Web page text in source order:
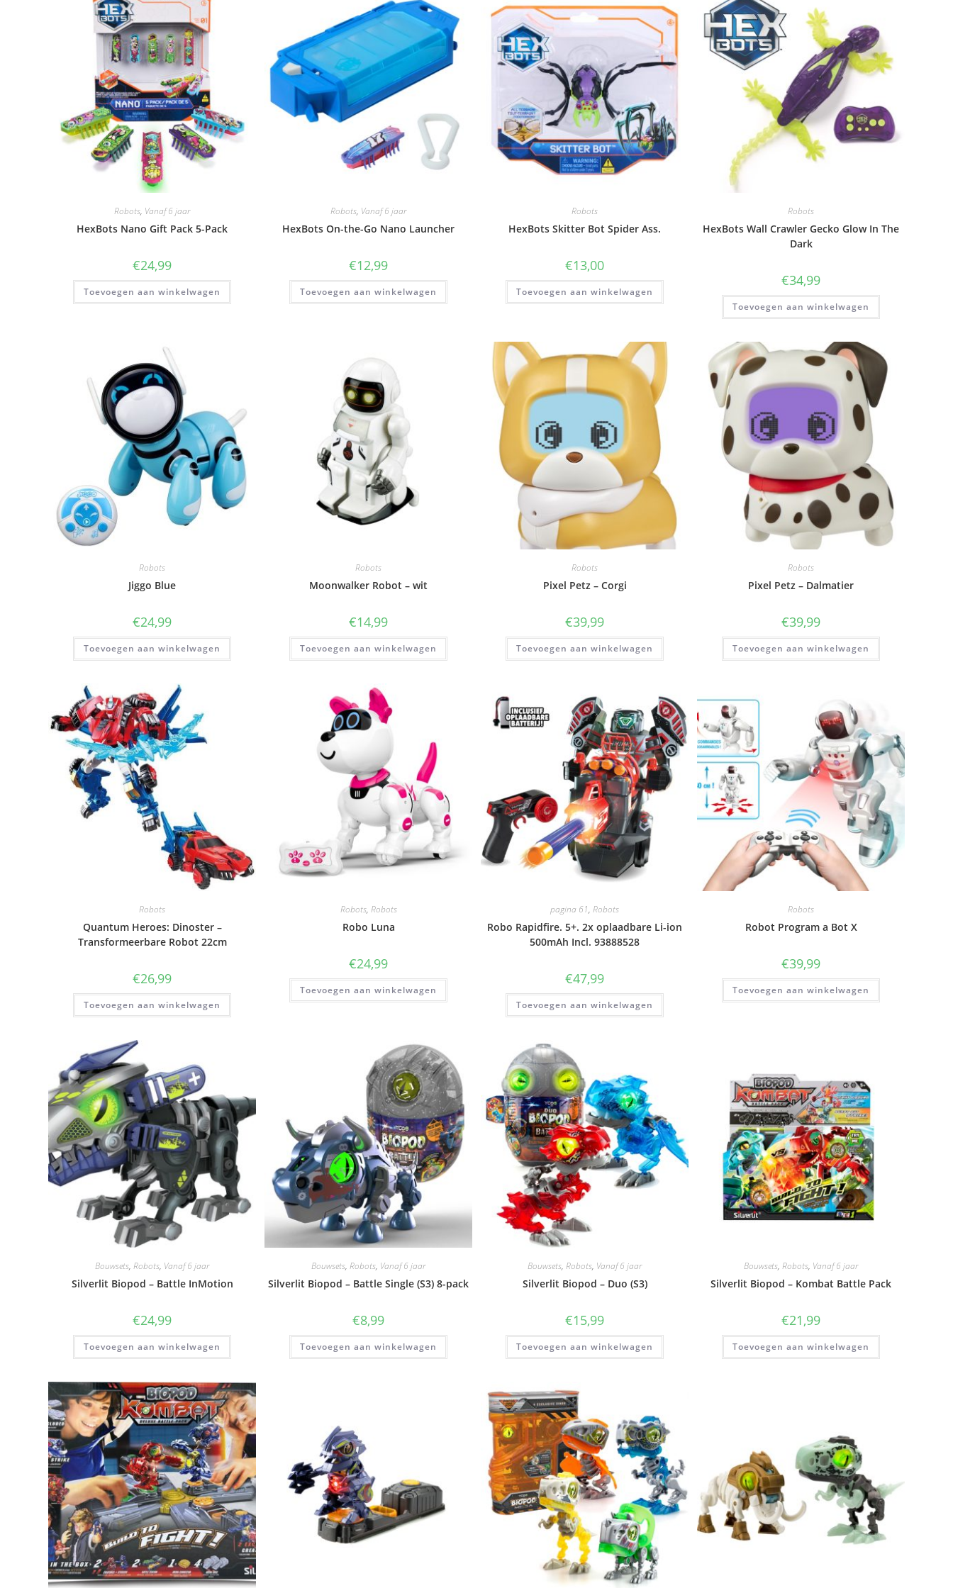
Robots, Vanaf 6 jaar
HexBots Nano Gift Pack 5-Pack
€24,99
Toevoegen aan winkelwagen
Robots, Vanaf 6 jaar
HexBots On-the-Go Nano Launcher
€12,99
Toevoegen aan winkelwagen
Robots
HexBots Skitter Bot Spider Ass.
€13,00
Toevoegen aan winkelwagen
Robots
HexBots Wall Crawler Gecko Glow In The
Dark
€34,99
Toevoegen aan winkelwagen
Robots
Jiggo Blue
€24,99
Toevoegen aan winkelwagen
Robots
Moonwalker Robot – wit
€14,99
Toevoegen aan winkelwagen
Robots
Pixel Petz – Corgi
€39,99
Toevoegen aan winkelwagen
Robots
Pixel Petz – Dalmatier
€39,99
Toevoegen aan winkelwagen
Robots
Quantum Heroes: Dinoster –
Transformeerbare Robot 22cm
€26,99
Toevoegen aan winkelwagen
Robots, Robots
Robo Luna
€24,99
Toevoegen aan winkelwagen
pagina 61, Robots
Robo Rapidfire. 5+. 2x oplaadbare Li-ion
500mAh Incl. 93888528
€47,99
Toevoegen aan winkelwagen
Robots
Robot Program a Bot X
€39,99
Toevoegen aan winkelwagen
Bouwsets, Robots, Vanaf 6 jaar
Silverlit Biopod – Battle InMotion
€24,99
Toevoegen aan winkelwagen
Bouwsets, Robots, Vanaf 6 jaar
Silverlit Biopod – Battle Single (S3) 8-pack
€8,99
Toevoegen aan winkelwagen
Bouwsets, Robots, Vanaf 6 jaar
Silverlit Biopod – Duo (S3)
€15,99
Toevoegen aan winkelwagen
Bouwsets, Robots, Vanaf 6 jaar
Silverlit Biopod – Kombat Battle Pack
€21,99
Toevoegen aan winkelwagen